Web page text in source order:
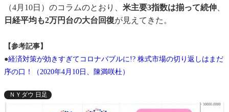
（4月10日）のコラムのとおり、 米主要3指数は揃って続伸
日経平均も2万円台の大台回復が見えてきた。
【参考記事】
●経済対策が効きすぎてコロナバブルに!? 株式市場の切り返しはまだ
序の口！（2020年4月10日、陳満咲杜）
ＮＹダウ 日足